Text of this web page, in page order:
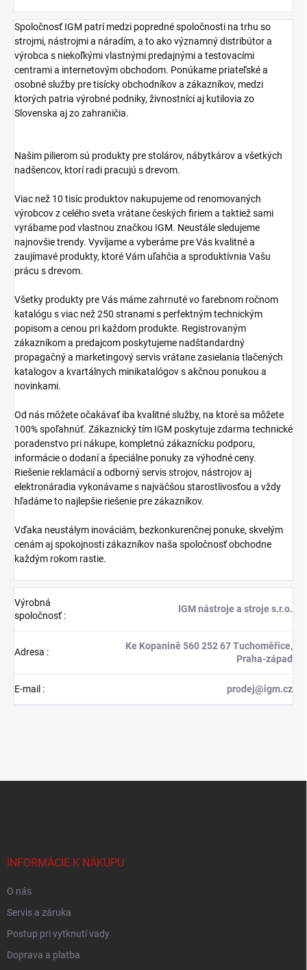
Spoločnosť IGM patrí medzi popredné spoločnosti na trhu so
strojmi, nástrojmi a náradím, a to ako významný distribútor a
výrobca s niekoľkými vlastnými predajnými a testovacími
centrami a internetovým obchodom. Ponúkame priateľské a
osobné služby pre tisícky obchodníkov a zákazníkov, medzi
ktorých patria výrobné podniky, živnostníci aj kutilovia zo
Slovenska aj zo zahraničia.
Našim pilierom sú produkty pre stolárov, nábytkárov a všetkých
nadšencov, ktorí radi pracujú s drevom.
Viac než 10 tisíc produktov nakupujeme od renomovaných
výrobcov z celého sveta vrátane českých firiem a taktiež sami
vyrábame pod vlastnou značkou IGM. Neustále sledujeme
najnovšie trendy. Vyvíjame a vyberáme pre Vás kvalitné a
zaujímavé produkty, ktoré Vám uľahčia a sproduktívnia Vašu
prácu s drevom.
Všetky produkty pre Vás máme zahrnuté vo farebnom ročnom
katalógu s viac než 250 stranami s perfektným technickým
popisom a cenou pri každom produkte. Registrovaným
zákazníkom a predajcom poskytujeme nadštandardný
propagačný a marketingový servis vrátane zasielania tlačených
katalogov a kvartálnych minikatalógov s akčnou ponukou a
novinkami.
Od nás môžete očakávať iba kvalitné služby, na ktoré sa môžete
100% spoľahnúť. Zákaznický tím IGM poskytuje zdarma technické
poradenstvo pri nákupe, kompletnú zákaznícku podporu,
informácie o dodaní a špeciálne ponuky za výhodné ceny.
Riešenie reklamácií a odborný servis strojov, nástrojov aj
elektronáradia vykonávame s najväčšou starostlivosťou a vždy
hľadáme to najlepšie riešenie pre zákazníkov.
Vďaka neustálym inováciám, bezkonkurenčnej ponuke, skvelým
cenám aj spokojnosti zákazníkov naša spoločnosť obchodne
každým rokom rastie.
Výrobná
spoločnosť:
IGM nástroje a stroje s.r.o.
Adresa :
Ke Kopanině 560 252 67 Tuchoměřice,
Praha-západ
E-mail : prodej@igm.cz
INFORMÁCIE K NÁKUPU
O nás
Servis a záruka
Postup pri vytknutí vady
Doprava a platba